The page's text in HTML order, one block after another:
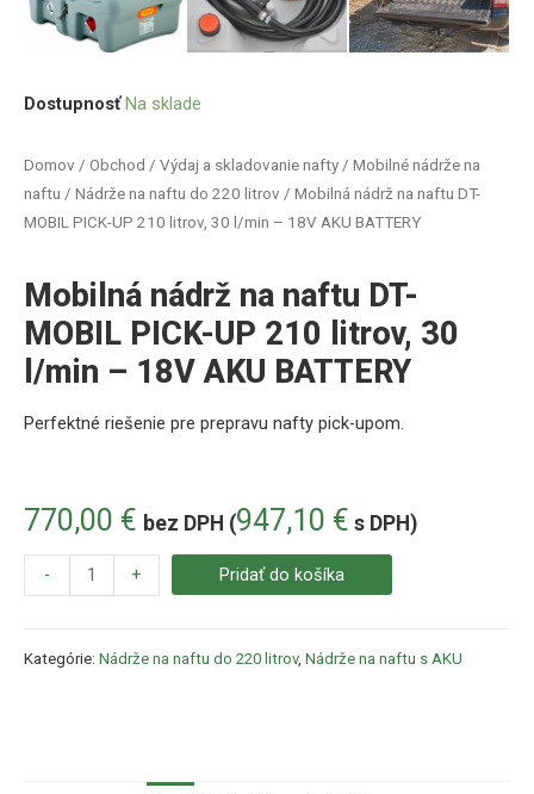
Domov / Obchod / Výdaj a skladovanie nafty / Mobilné nádrže na
naftu / Nádrže na naftu do 220 litrov / Mobilná nádrž na naftu DT-
MOBIL PICK-UP 210 litrov, 30 l/min – 18V AKU BATTERY
Mobilná nádrž na naftu DT-
MOBIL PICK-UP 210 litrov, 30
l/min – 18V AKU BATTERY
770,00 € bez DPH (947,10 € s DPH)
Perfektné riešenie pre prepravu nafty pick-upom.
Dostupnosť Na sklade
- + Pridať do košíka
Kategórie: Nádrže na naftu do 220 litrov, Nádrže na naftu s AKU